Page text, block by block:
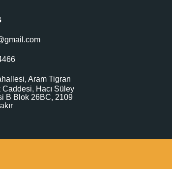
Aram Tigran
Caddesi, Hacı Süley
B Blok 26BC, 2109